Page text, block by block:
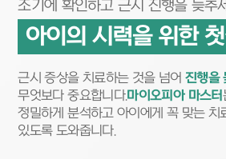
조기에 확인하고 근시 진행을 늦추
아이의 시력을 위한
근시 증상을 치료하는 것을 넘어 진행을
무엇보다 중요합니다.마이오피아 마스터
정밀하게 분석하고 아이에게 꼭 맞는 치
있도록 도와줍니다.